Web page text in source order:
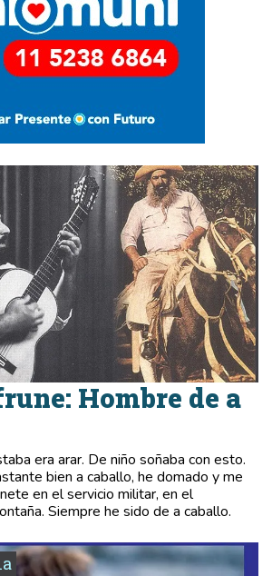
Hombre de a
era arar. De niño soñaba con esto.
bien a caballo, he domado y me
en el servicio militar, en el
Siempre he sido de a caballo.